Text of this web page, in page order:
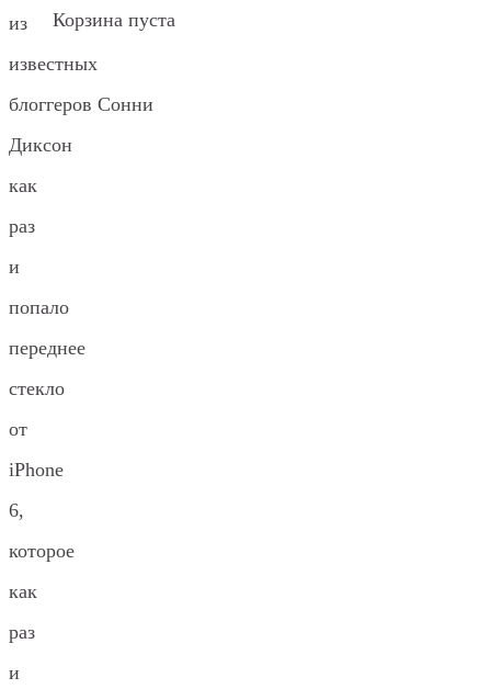
Корзина пуста
из
известных
блоггеров Сонни
Диксон
как
раз
и
попало
переднее
стекло
от
iPhone
6,
которое
как
раз
и